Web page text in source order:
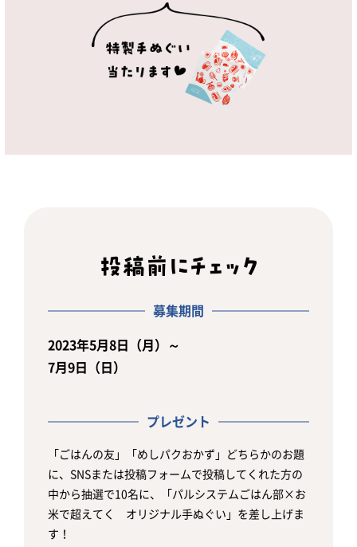
募集期間
2023年5月8日（月）～
7月9日（日）
プレゼント
「ごはんの友」「めしパクおかず」どちらかのお題
に、SNSまたは投稿フォームで投稿してくれた方の
中から抽選で10名に、「パルシステムごはん部×お
米で超えてく オリジナル手ぬぐい」を差し上げま
す！